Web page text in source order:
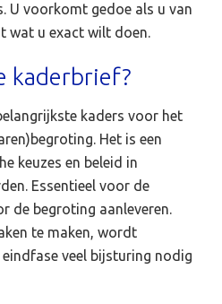
U voorkomt gedoe als u van
wat u exact wilt doen.
kaderbrief?
kaders voor het
Het is een
keuzes en beleid in
Essentieel voor de
de begroting aanleveren.
te maken, wordt
veel bijsturing nodig